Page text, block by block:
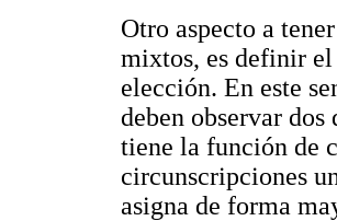
Otro aspecto a
mixtos, es definir
elección. En este
deben observar
tiene la función de
circunscripciones
asigna de forma